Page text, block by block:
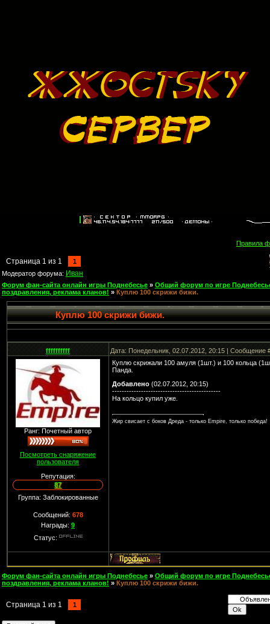
Правила
Страница 1 из 1
1
Модератор форума: Иван
Форум фан-сайта онлайн игры Поднебесье » Общий форум по игре
поздравления, реклама кланов! » Куплю 100 скрижи бижи.
Куплю 100 скрижи бижи.
ffffffffff Дата: Понедельник, 02.07.2012, 20:15 | Сообщение
Ранг: Почетный автор
Посмотреть снаряжение
пользователя
Репутация:
87
Группа: Заблокированные
Сообщений: 678
Награды: 9
Статус:
Куплю скрижали 100 амуля (1шт.) и 100 кольца
Панда.
Добавлено(02.07.2012, 20:15)
---------------------------------------------
На кольцо купил уже.
Жир свисает с боков Дреда - только Empire, только победа!
Форум фан-сайта онлайн игры Поднебесье » Общий форум по игре
поздравления, реклама кланов! » Куплю 100 скрижи бижи.
Страница 1 из 1 1